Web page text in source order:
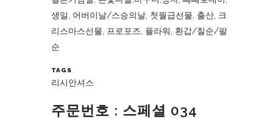
생일, 어버이날/스승의날, 첫월급선물, 출산, 크
리스마스선물, 프로포즈, 플라워, 환갑/칠순/팔
순
TAGS
리시안셔스
주문번호 : 스페셜 034